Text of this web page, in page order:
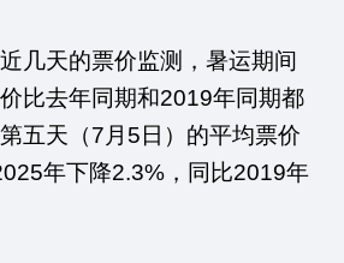
几天的票价监测，暑运期间
比去年同期和2019年同期都
五天（7月5日）的平均票价
年下降2.3%，同比2019年